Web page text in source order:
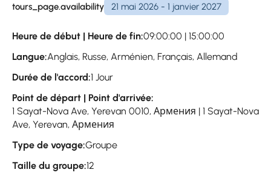
tours_page.availability 21 mai 2026 - 1 janvier 2027
Heure de début | Heure de fin:09:00:00 | 15:00:00
Langue:Anglais, Russe, Arménien, Français, Allemand
Durée de l'accord:1 Jour
Point de départ | Point d'arrivée:
1 Sayat-Nova Ave, Yerevan 0010, Армения | 1 Sayat-Nova
Ave, Yerevan, Армения
Type de voyage:Groupe
Taille du groupe:12